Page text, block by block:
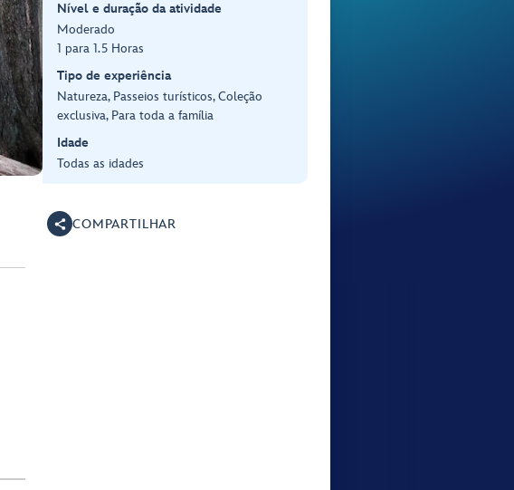
Nível e duração da atividade
Moderado
1 para 1.5 Horas
Tipo de experiência
Natureza, Passeios turísticos, Coleção
exclusiva, Para toda a família
Idade
Todas as idades
COMPARTILHAR